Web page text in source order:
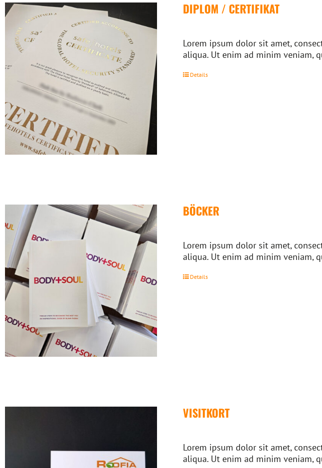
DIPLOM / CERTIFIKAT
Lorem ipsum dolor sit amet,
aliqua. Ut enim ad minim veniam,
Details
BÖCKER
Lorem ipsum dolor sit amet,
aliqua. Ut enim ad minim veniam,
Details
VISITKORT
Lorem ipsum dolor sit amet,
aliqua. Ut enim ad minim veniam,